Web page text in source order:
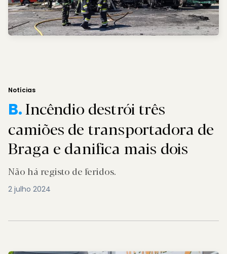
Notícias
B.Incêndio destrói três
camiões de transportadora de
Braga e danifica mais dois
Não há registo de feridos.
2 julho 2024